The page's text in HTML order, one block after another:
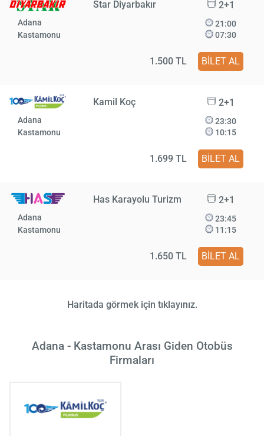
Star Diyarbakır 2+1
Adana
Kastamonu
21:00
07:30
1.500 TL BİLET AL
Kamil Koç 2+1
Adana
Kastamonu
23:30
10:15
1.699 TL BİLET AL
Has Karayolu Turizm 2+1
Adana
Kastamonu
23:45
11:15
1.650 TL BİLET AL
Haritada görmek için tıklayınız.
Adana - Kastamonu Arası Giden Otobüs
Firmaları